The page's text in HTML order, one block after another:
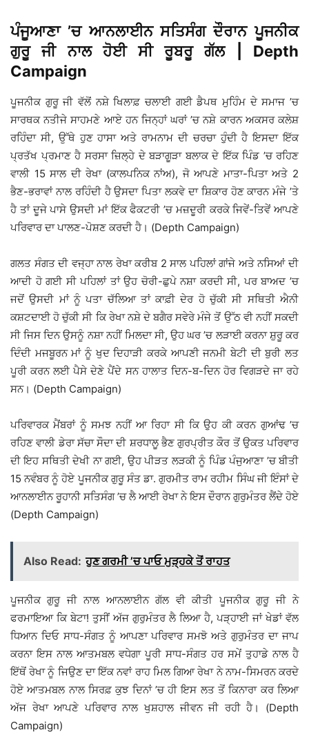
ਪੰਜੂਆਣਾ ’ਚ ਆਨਲਾਈਨ ਸਤਿਸੰਗ ਦੌਰਾਨ ਪੂਜਨੀਕ
ਗੁਰੂ ਜੀ ਨਾਲ ਹੋਈ ਸੀ ਰੂਬਰੂ ਗੱਲ | Depth
Campaign
ਪੂਜਨੀਕ ਗੁਰੂ ਜੀ ਵੱਲੋਂ ਨਸ਼ੇ ਖਿਲਾਫ਼ ਚਲਾਈ ਗਈ ਡੈਪਥ ਮੁਹਿੰਮ ਦੇ ਸਮਾਜ ’ਚ
ਸਾਰਥਕ ਨਤੀਜੇ ਸਾਹਮਣੇ ਆਏ ਹਨ ਜਿਨ੍ਹਾਂ ਘਰਾਂ ’ਚ ਨਸ਼ੇ ਕਾਰਨ ਅਕਸਰ ਕਲੇਸ਼
ਰਹਿੰਦਾ ਸੀ, ਉੱਥੇ ਹੁਣ ਹਾਸਾ ਅਤੇ ਰਾਮਨਾਮ ਦੀ ਚਰਚਾ ਹੁੰਦੀ ਹੈ ਇਸਦਾ ਇੱਕ
ਪ੍ਰਤੱਖ ਪ੍ਰਮਾਣ ਹੈ ਸਰਸਾ ਜ਼ਿਲ੍ਹੇ ਦੇ ਬੜਾਗੂੜਾ ਬਲਾਕ ਦੇ ਇੱਕ ਪਿੰਡ ’ਚ ਰਹਿਣ
ਵਾਲੀ 15 ਸਾਲ ਦੀ ਰੇਖਾ (ਕਾਲਪਨਿਕ ਨਾਂਅ), ਜੋ ਆਪਣੇ ਮਾਤਾ-ਪਿਤਾ ਅਤੇ 2
ਭੈਣ-ਭਰਾਵਾਂ ਨਾਲ ਰਹਿੰਦੀ ਹੈ ਉਸਦਾ ਪਿਤਾ ਲਕਵੇ ਦਾ ਸ਼ਿਕਾਰ ਹੋਣ ਕਾਰਨ ਮੰਜੇ ’ਤੇ
ਹੈ ਤਾਂ ਦੂਜੇ ਪਾਸੇ ਉਸਦੀ ਮਾਂ ਇੱਕ ਫੈਕਟਰੀ ’ਚ ਮਜ਼ਦੂਰੀ ਕਰਕੇ ਜਿਵੇਂ-ਤਿਵੇਂ ਆਪਣੇ
ਪਰਿਵਾਰ ਦਾ ਪਾਲਣ-ਪੋਸ਼ਣ ਕਰਦੀ ਹੈ। (Depth Campaign)
ਗਲਤ ਸੰਗਤ ਦੀ ਵਜ੍ਹਾ ਨਾਲ ਰੇਖਾ ਕਰੀਬ 2 ਸਾਲ ਪਹਿਲਾਂ ਗਾਂਜੇ ਅਤੇ ਨਸਿਆਂ ਦੀ
ਆਦੀ ਹੋ ਗਈ ਸੀ ਪਹਿਲਾਂ ਤਾਂ ਉਹ ਚੋਰੀ-ਛੁਪੇ ਨਸ਼ਾ ਕਰਦੀ ਸੀ, ਪਰ ਬਾਅਦ ’ਚ
ਜਦੋਂ ਉਸਦੀ ਮਾਂ ਨੂੰ ਪਤਾ ਚੱਲਿਆ ਤਾਂ ਕਾਫ਼ੀ ਦੇਰ ਹੋ ਚੁੱਕੀ ਸੀ ਸਥਿਤੀ ਐਨੀ
ਕਸ਼ਟਦਾਈ ਹੋ ਚੁੱਕੀ ਸੀ ਕਿ ਰੇਖਾ ਨਸ਼ੇ ਦੇ ਬਗੈਰ ਸਵੇਰੇ ਮੰਜੇ ਤੋਂ ਉੱਠ ਵੀ ਨਹੀਂ ਸਕਦੀ
ਸੀ ਜਿਸ ਦਿਨ ਉਸਨੂੰ ਨਸ਼ਾ ਨਹੀਂ ਮਿਲਦਾ ਸੀ, ਉਹ ਘਰ ’ਚ ਲੜਾਈ ਕਰਨਾ ਸ਼ੁਰੂ ਕਰ
ਦਿੰਦੀ ਮਜਬੂਰਨ ਮਾਂ ਨੂੰ ਖੁਦ ਦਿਹਾੜੀ ਕਰਕੇ ਆਪਣੀ ਜਨਮੀ ਬੇਟੀ ਦੀ ਬੁਰੀ ਲਤ
ਪੂਰੀ ਕਰਨ ਲਈ ਪੈਸੇ ਦੇਣੇ ਪੈਂਦੇ ਸਨ ਹਾਲਾਤ ਦਿਨ-ਬ-ਦਿਨ ਹੋਰ ਵਿਗੜਦੇ ਜਾ ਰਹੇ
ਸਨ। (Depth Campaign)
ਪਰਿਵਾਰਕ ਮੈਂਬਰਾਂ ਨੂੰ ਸਮਝ ਨਹੀਂ ਆ ਰਿਹਾ ਸੀ ਕਿ ਉਹ ਕੀ ਕਰਨ ਗੁਆਂਢ ’ਚ
ਰਹਿਣ ਵਾਲੀ ਡੇਰਾ ਸੱਚਾ ਸੌਦਾ ਦੀ ਸ਼ਰਧਾਲੂ ਭੈਣ ਗੁਰਪ੍ਰੀਤ ਕੌਰ ਤੋਂ ਉਕਤ ਪਰਿਵਾਰ
ਦੀ ਇਹ ਸਥਿਤੀ ਦੇਖੀ ਨਾ ਗਈ, ਉਹ ਪੀੜਤ ਲੜਕੀ ਨੂੰ ਪਿੰਡ ਪੰਜੁਆਣਾ ’ਚ ਬੀਤੀ
15 ਨਵੰਬਰ ਨੂੰ ਹੋਏ ਪੂਜਨੀਕ ਗੁਰੂ ਸੰਤ ਡਾ. ਗੁਰਮੀਤ ਰਾਮ ਰਹੀਮ ਸਿੰਘ ਜੀ ਇੰਸਾਂ ਦੇ
ਆਨਲਾਈਨ ਰੂਹਾਨੀ ਸਤਿਸੰਗ ’ਚ ਲੈ ਆਈ ਰੇਖਾ ਨੇ ਇਸ ਦੌਰਾਨ ਗੁਰੁਮੰਤਰ ਲੈਂਦੇ ਹੋਏ
(Depth Campaign)
Also Read: ਹੁਣ ਗਰਮੀ ’ਚ ਪਾਓ ਮੁੜ੍ਹਕੇ ਤੋਂ ਰਾਹਤ
ਪੂਜਨੀਕ ਗੁਰੂ ਜੀ ਨਾਲ ਆਨਲਾਈਨ ਗੱਲ ਵੀ ਕੀਤੀ ਪੂਜਨੀਕ ਗੁਰੂ ਜੀ ਨੇ
ਫਰਮਾਇਆ ਕਿ ਬੇਟਾ! ਤੁਸੀਂ ਅੱਜ ਗੁਰੁਮੰਤਰ ਲੈ ਲਿਆ ਹੈ, ਪੜ੍ਹਾਈ ਜਾਂ ਖੇਡਾਂ ਵੱਲ
ਧਿਆਨ ਦਿਓ ਸਾਧ-ਸੰਗਤ ਨੂੰ ਆਪਣਾ ਪਰਿਵਾਰ ਸਮਝੋ ਅਤੇ ਗੁਰੁਮੰਤਰ ਦਾ ਜਾਪ
ਕਰਨਾ ਇਸ ਨਾਲ ਆਤਮਬਲ ਵਧੇਗਾ ਪੂਰੀ ਸਾਧ-ਸੰਗਤ ਹਰ ਸਮੇਂ ਤੁਹਾਡੇ ਨਾਲ ਹੈ
ਇੱਥੋਂ ਰੇਖਾ ਨੂੰ ਜਿਉਣ ਦਾ ਇੱਕ ਨਵਾਂ ਰਾਹ ਮਿਲ ਗਿਆ ਰੇਖਾ ਨੇ ਨਾਮ-ਸਿਮਰਨ ਕਰਦੇ
ਹੋਏ ਆਤਮਬਲ ਨਾਲ ਸਿਰਫ਼ ਕੁਝ ਦਿਨਾਂ ’ਚ ਹੀ ਇਸ ਲਤ ਤੋਂ ਕਿਨਾਰਾ ਕਰ ਲਿਆ
ਅੱਜ ਰੇਖਾ ਆਪਣੇ ਪਰਿਵਾਰ ਨਾਲ ਖੁਸ਼ਹਾਲ ਜੀਵਨ ਜੀ ਰਹੀ ਹੈ। (Depth
Campaign)